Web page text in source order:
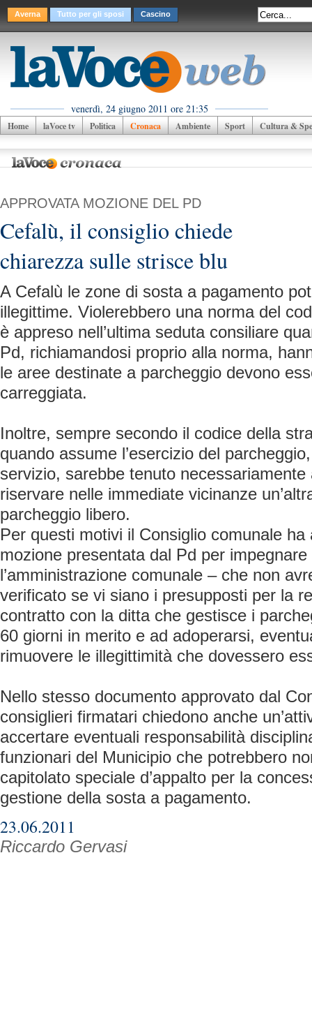
Averna Tutto per gli sposi Cascino
venerdì, 24 giugno 2011 ore 21:35
Home laVoce tv Politica Cronaca Ambiente Sport Cultura &
APPROVATA MOZIONE DEL PD
Cefalù, il consiglio chiede
chiarezza sulle strisce blu
A Cefalù le zone di sosta a pagamento
illegittime. Violerebbero una norma del
è appreso nell’ultima seduta consiliare
Pd, richiamandosi proprio alla norma,
le aree destinate a parcheggio devono
carreggiata.
Inoltre, sempre secondo il codice della
quando assume l’esercizio del
servizio, sarebbe tenuto necessariamente
riservare nelle immediate vicinanze
parcheggio libero.
Per questi motivi il Consiglio comunale ha
mozione presentata dal Pd per
l’amministrazione comunale – che non
verificato se vi siano i presupposti per la
contratto con la ditta che gestisce i
60 giorni in merito e ad adoperarsi,
rimuovere le illegittimità che dovessero
Nello stesso documento approvato dal
consiglieri firmatari chiedono anche
accertare eventuali responsabilità
funzionari del Municipio che potrebbero
capitolato speciale d’appalto per la
gestione della sosta a pagamento.
23.06.2011
Riccardo Gervasi